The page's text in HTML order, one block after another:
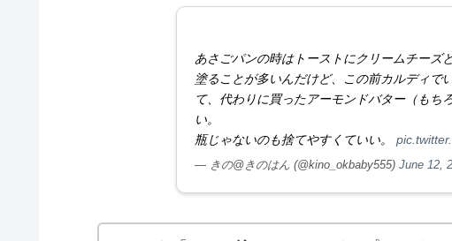
あさごパンの時はトーストにクリームチーズ
塗ることが多いんだけど、この前カルディで
て、代わりに買ったアーモンドバター（もち
瓶じゃないのも捨てやすくていい。